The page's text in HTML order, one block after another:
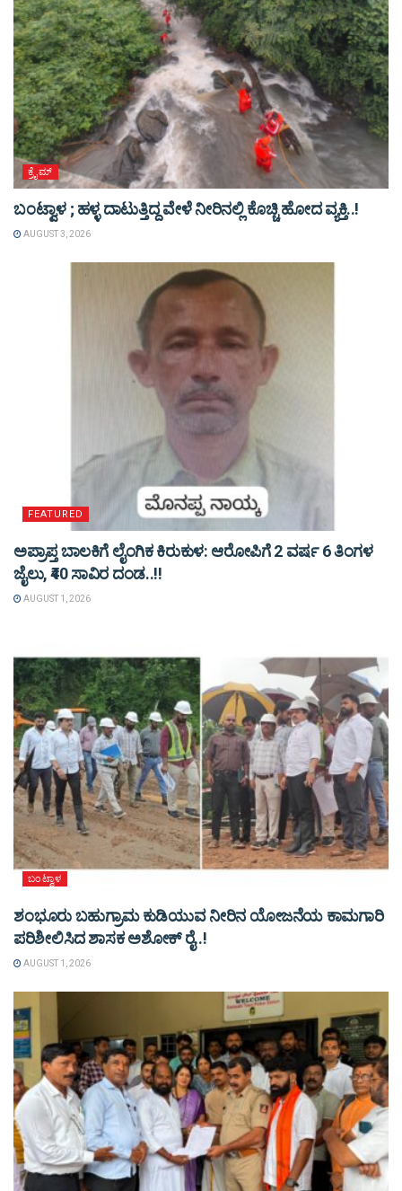
ಕ್ರೈಮ್
ಬಂಟ್ವಾಳ ; ಹಳ್ಳ ದಾಟುತ್ತಿದ್ದ ವೇಳೆ ನೀರಿನಲ್ಲಿ ಕೊಚ್ಚಿ ಹೋದ ವ್ಯಕ್ತಿ..!
AUGUST 3, 2026
FEATURED
ಅಪ್ರಾಪ್ತ ಬಾಲಕಿಗೆ ಲೈಂಗಿಕ ಕಿರುಕುಳ: ಆರೋಪಿಗೆ 2 ವರ್ಷ 6 ತಿಂಗಳ
ಜೈಲು, ₹40 ಸಾವಿರ ದಂಡ..!!
AUGUST 1, 2026
ಬಂಟ್ವಾಳ
ಶಂಭೂರು ಬಹುಗ್ರಾಮ ಕುಡಿಯುವ ನೀರಿನ ಯೋಜನೆಯ ಕಾಮಗಾರಿ
ಪರಿಶೀಲಿಸಿದ ಶಾಸಕ ಅಶೋಕ್ ರೈ..!
AUGUST 1, 2026